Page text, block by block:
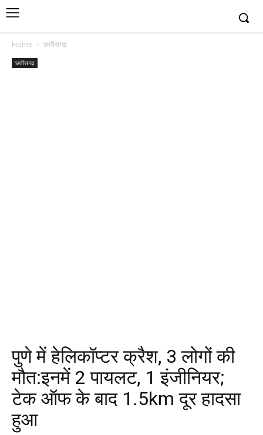
Home छत्तीसगढ़
छत्तीसगढ़
पुणे में हेलिकॉप्टर क्रैश, 3 लोगों की
मौत:इनमें 2 पायलट, 1 इंजीनियर;
टेक ऑफ के बाद 1.5km दूर हादसा
हुआ